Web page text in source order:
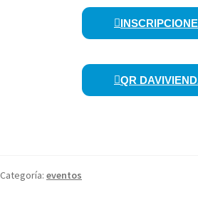
QR
Categoría: eventos